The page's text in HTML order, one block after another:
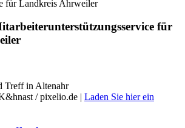
für
/ pixelio.de | Laden Sie hier ein